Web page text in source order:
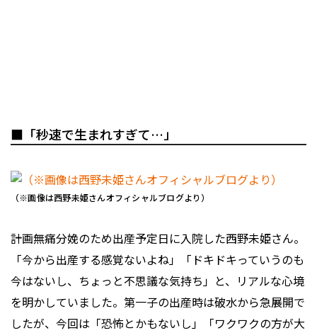
■「秒速で生まれすぎて…」
（※画像は西野未姫さんオフィシャルブログより）
計画無痛分娩のため出産予定日に入院した西野未姫さん。
「今から出産する感覚ないよね」「ドキドキっていうのも
今はないし、ちょっと不思議な気持ち」と、リアルな心境
を明かしていました。第一子の出産時は破水から急展開で
したが、今回は「恐怖とかもないし」「ワクワクの方が大